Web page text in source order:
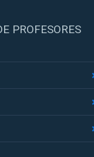
PROFESORES